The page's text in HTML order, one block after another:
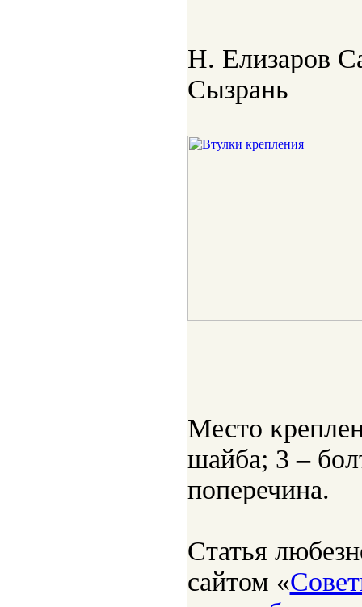
Н. Елизаров
Сызрань
Место
шайба; 3 –
поперечина.
Статья
сайтом «